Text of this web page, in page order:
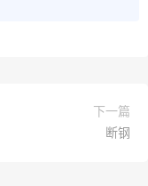
下一篇
断钢